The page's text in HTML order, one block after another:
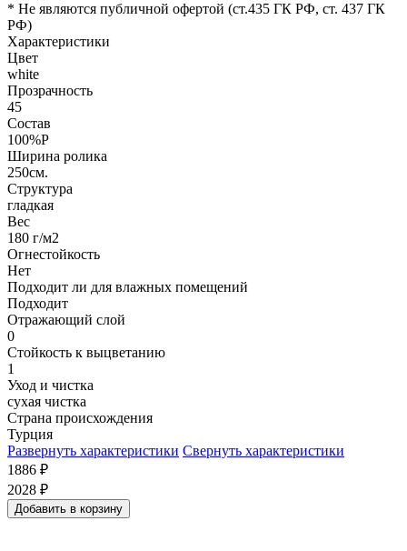
* Не являются публичной офертой (ст.435 ГК РФ, cт. 437 ГК
РФ)
Характеристики
Цвет
white
Прозрачность
45
Состав
100%P
Ширина ролика
250см.
Структура
гладкая
Вес
180 г/м2
Огнестойкость
Нет
Подходит ли для влажных помещений
Подходит
Отражающий слой
0
Стойкость к выцветанию
1
Уход и чистка
сухая чистка
Страна происхождения
Турция
Развернуть характеристики Свернуть характеристики
1886 ₽
2028 ₽
Добавить в корзину